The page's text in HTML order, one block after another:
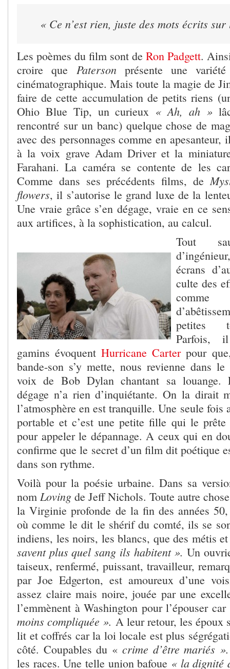
« Ce n’est rien, juste des mots écrits sur
Les poèmes du film sont de Ron Padgett.
croire que Paterson présente une
cinématographique. Mais toute la magie de
faire de cette accumulation de petits riens
Ohio Blue Tip, un curieux « Ah, ah »
rencontré sur un banc) quelque chose de
avec des personnages comme en
à la voix grave Adam Driver et la
Farahani. La caméra se contente de les
Comme dans ses précédents films, de
flowers, il s’autorise le grand luxe de la
Une vraie grâce s’en dégage, vraie en ce
aux artifices, à la sophistication, au calcul.
Tout
écrans
culte des
petites
Parfois,
gamins évoquentHurricane Carterpour
bande-son s’y mette, nous revienne dans
voix de Bob Dylan chantant sa louange.
dégage n’a rien d’inquiétante. On la dirait
l’atmosphère en est tranquille. Une seule fois
portable et c’est une petite fille qui le prête
pour appeler le dépannage. A ceux qui en
confirme que le secret d’un film dit poétique
dans son rythme.
Voilà pour la poésie urbaine. Dans sa
nom Loving de Jeff Nichols. Toute autre
la Virginie profonde de la fin des années
où comme le dit le shérif du comté, ils se
indiens, les noirs, les blancs, que des métis
savent plus quel sang ils habitent ». Un
taiseux, renfermé, puissant, travailleur,
par Joe Edgerton, est amoureux d’une
assez claire mais noire, jouée par une
l’emmènent à Washington pour l’épouser car
moins compliquée ». A leur retour, les époux
lit et coffrés car la loi locale est plus
côté. Coupables du «crime d’être mariés ».
les races. Une telle union bafoue « la dignité